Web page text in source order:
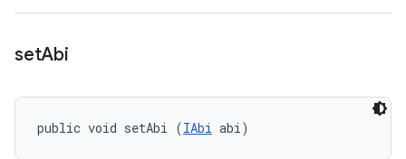
setAbi
public void setAbi (IAbi abi)